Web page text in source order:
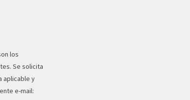
los
Se solicita
aplicable y
e-mail: